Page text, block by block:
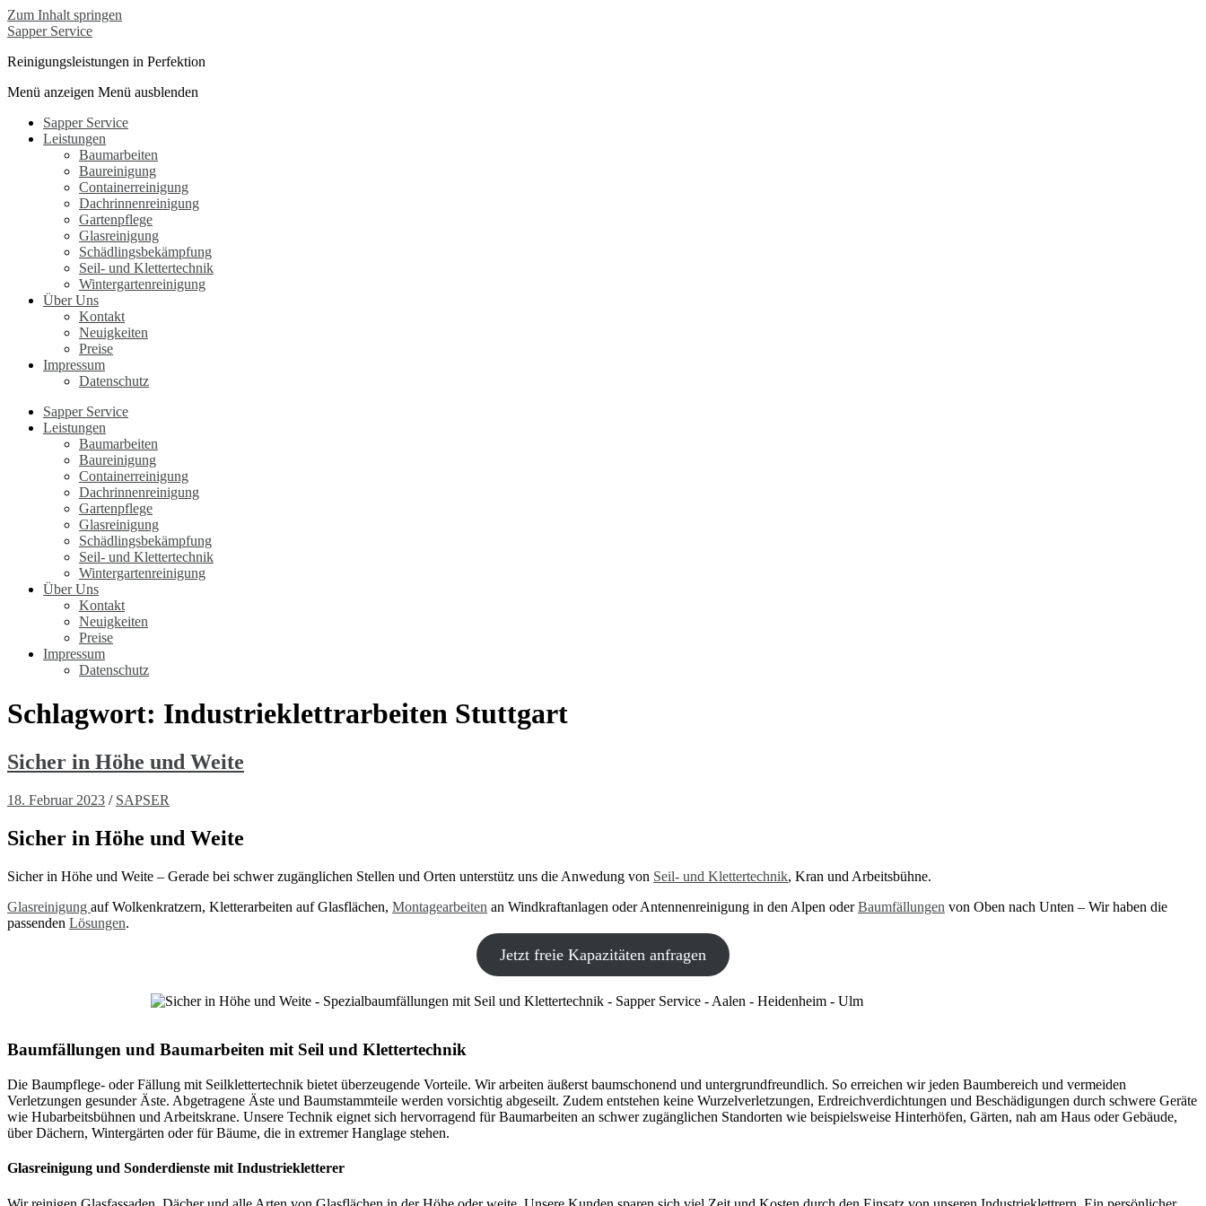
Zum Inhalt springen
Sapper Service
Reinigungsleistungen in Perfektion
Menü anzeigen Menü ausblenden
Sapper Service
Leistungen
Baumarbeiten
Baureinigung
Containerreinigung
Dachrinnenreinigung
Gartenpflege
Glasreinigung
Schädlingsbekämpfung
Seil- und Klettertechnik
Wintergartenreinigung
Über Uns
Kontakt
Neuigkeiten
Preise
Impressum
Datenschutz
Sapper Service
Leistungen
Baumarbeiten
Baureinigung
Containerreinigung
Dachrinnenreinigung
Gartenpflege
Glasreinigung
Schädlingsbekämpfung
Seil- und Klettertechnik
Wintergartenreinigung
Über Uns
Kontakt
Neuigkeiten
Preise
Impressum
Datenschutz
Schlagwort: Industrieklettrarbeiten Stuttgart
Sicher in Höhe und Weite
18. Februar 2023 / SAPSER
Sicher in Höhe und Weite
Sicher in Höhe und Weite – Gerade bei schwer zugänglichen Stellen und Orten unterstütz uns die Anwedung von Seil- und Klettertechnik, Kran und Arbeitsbühne.
Glasreinigung auf Wolkenkratzern, Kletterarbeiten auf Glasflächen, Montagearbeiten an Windkraftanlagen oder Antennenreinigung in den Alpen oderBaumfällungen von Oben nach Unten – Wir haben die
passenden Lösungen.
Jetzt freie Kapazitäten anfragen
Baumfällungen und Baumarbeiten mit Seil und Klettertechnik
Die Baumpflege- oder Fällung mit Seilklettertechnik bietet überzeugende Vorteile. Wir arbeiten äußerst baumschonend und untergrundfreundlich. So erreichen wir jeden Baumbereich und vermeiden
Verletzungen gesunder Äste. Abgetragene Äste und Baumstammteile werden vorsichtig abgeseilt. Zudem entstehen keine Wurzelverletzungen, Erdreichverdichtungen und Beschädigungen durch schwere Geräte
wie Hubarbeitsbühnen und Arbeitskrane. Unsere Technik eignet sich hervorragend für Baumarbeiten an schwer zugänglichen Standorten wie beispielsweise Hinterhöfen, Gärten, nah am Haus oder Gebäude,
über Dächern, Wintergärten oder für Bäume, die in extremer Hanglage stehen.
Glasreinigung und Sonderdienste mit Industriekletterer